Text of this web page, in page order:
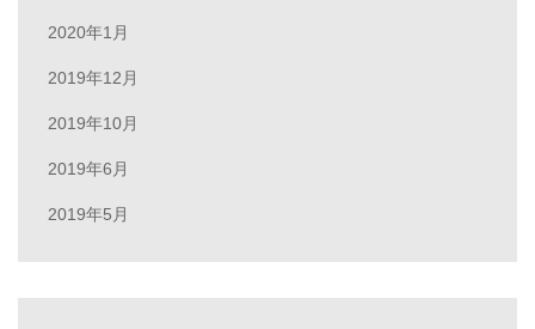
2020年1月
2019年12月
2019年10月
2019年6月
2019年5月